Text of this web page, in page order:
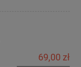
69,00 zł